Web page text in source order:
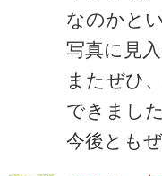
なのかと
写真に見
またぜひ
できまし
今後とも